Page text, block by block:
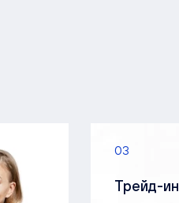
03
Трейд-ин